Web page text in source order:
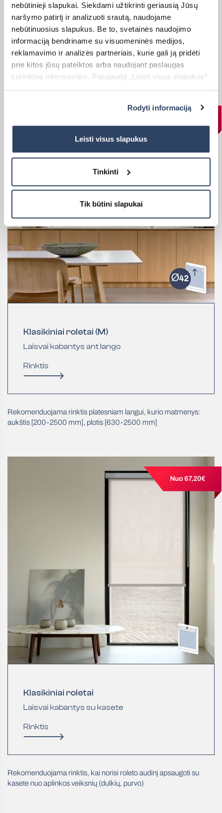
nebūtinieji slapukai. Siekdami užtikrinti geriausią Jūsų
naršymo patirtį ir analizuoti srautą, naudojame
nebūtinuosius slapukus. Be to, svetainės naudojimo
informaciją bendriname su visuomeninės medijos,
reklamavimo ir analizės partneriais, kurie gali ją pridėti
prie kitos jūsų pateiktos arba naudojant paslaugas
surinktos informacijos. Paspaudę „Leisti visus slapukus“
paspauskite mygtuką „Rodyti informaciją“ šioje juostoje.
Daugiau informacijos rasite UAB „Dextera“ Slapukų
Rodyti informaciją
Leisti visus slapukus
Tinkinti
Tik būtini slapukai
Rinktis
Rekomenduojama rinktis siauresniam langui, kurio matmenys:
aukštis [200 – 2500 mm], plotis [600 – 2000 mm]
Klasikiniai roletai (M)
Laisvai kabantys ant lango
Rinktis
Rekomenduojama rinktis platesniam langui, kurio matmenys:
aukštis [200-2500 mm], plotis [630-2500 mm]
Nuo 67,20€
Klasikiniai roletai
Laisvai kabantys su kasete
Rinktis
Rekomenduojama rinktis, kai norisi roleto audinį apsaugoti su
kasete nuo aplinkos veiksnių (dulkių, purvo)